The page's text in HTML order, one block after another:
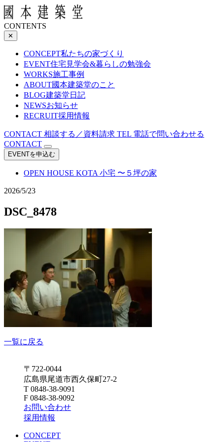
CONTENTS
✕
CONCEPT私たちの家づくり
EVENT住宅見学会&暮らしの勉強会
WORKS施工事例
ABOUT國本建築堂のこと
BLOG建築堂日記
NEWSお知らせ
RECRUIT採用情報
CONTACT 相談する／資料請求 TEL 電話で問い合わせる
CONTACT
EVENTを申込む
OPEN HOUSE KOTA 小宅 〜５坪の家
2026/5/23
DSC_8478
一覧に戻る
〒722-0044
広島県尾道市西久保町27-2
T 0848-38-9091
F 0848-38-9092
お問い合わせ
採用情報
CONCEPT